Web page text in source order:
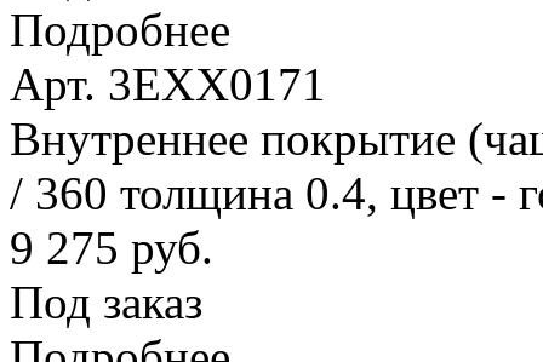
Подробнее
Арт. 3EXX0171
Внутреннее покрытие
/ 360 толщина 0.4, цвет -
9 275 руб.
Под заказ